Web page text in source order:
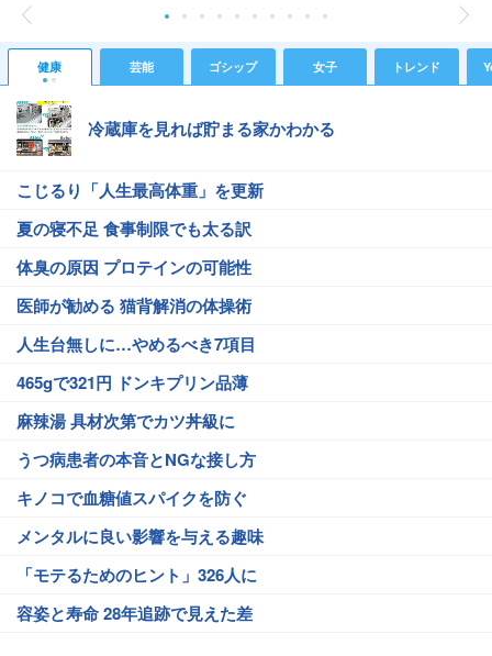
健康 芸能 ゴシップ 女子 トレンド
冷蔵庫を見れば貯まる家かわかる
こじるり「人生最高体重」を更新
夏の寝不足 食事制限でも太る訳
体臭の原因 プロテインの可能性
医師が勧める 猫背解消の体操術
人生台無しに…やめるべき7項目
465gで321円 ドンキプリン品薄
麻辣湯 具材次第でカツ丼級に
うつ病患者の本音とNGな接し方
キノコで血糖値スパイクを防ぐ
メンタルに良い影響を与える趣味
「モテるためのヒント」326人に
容姿と寿命 28年追跡で見えた差